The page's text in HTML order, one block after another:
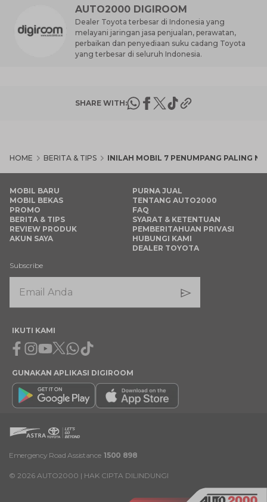
AUTO2000 DIGIROOM
Dealer Toyota terbesar di Indonesia yang
melayani jaringan jasa penjualan, perawatan,
perbaikan dan penyediaan suku cadang Toyota
yang terbesar di seluruh Indonesia.
SHARE WITH:
HOME BERITA & TIPS INILAH MOBIL 7 PENUMPANG PALING
MOBIL BARU
MOBIL BEKAS
PROMO
BERITA & TIPS
REVIEW PRODUK
AKUN SAYA
PURNA JUAL
TENTANG AUTO2000
FAQ
SYARAT & KETENTUAN
PEMBERITAHUAN PRIVASI
HUBUNGI KAMI
DEALER TOYOTA
Subscribe
IKUTI KAMI
Facebook
Instagram
Youtube
X Whatsapp
Tiktok
GUNAKAN APLIKASI DIGIROOM
Emergency Road Assistance 1500 898
© 2026 AUTO2000 | HAK CIPTA DILINDUNGI